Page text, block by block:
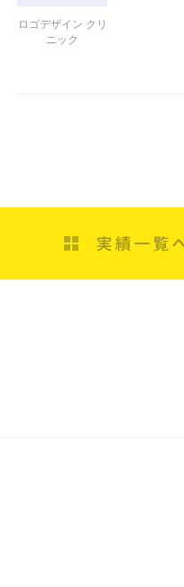
ロゴデザイン クリ
ニック